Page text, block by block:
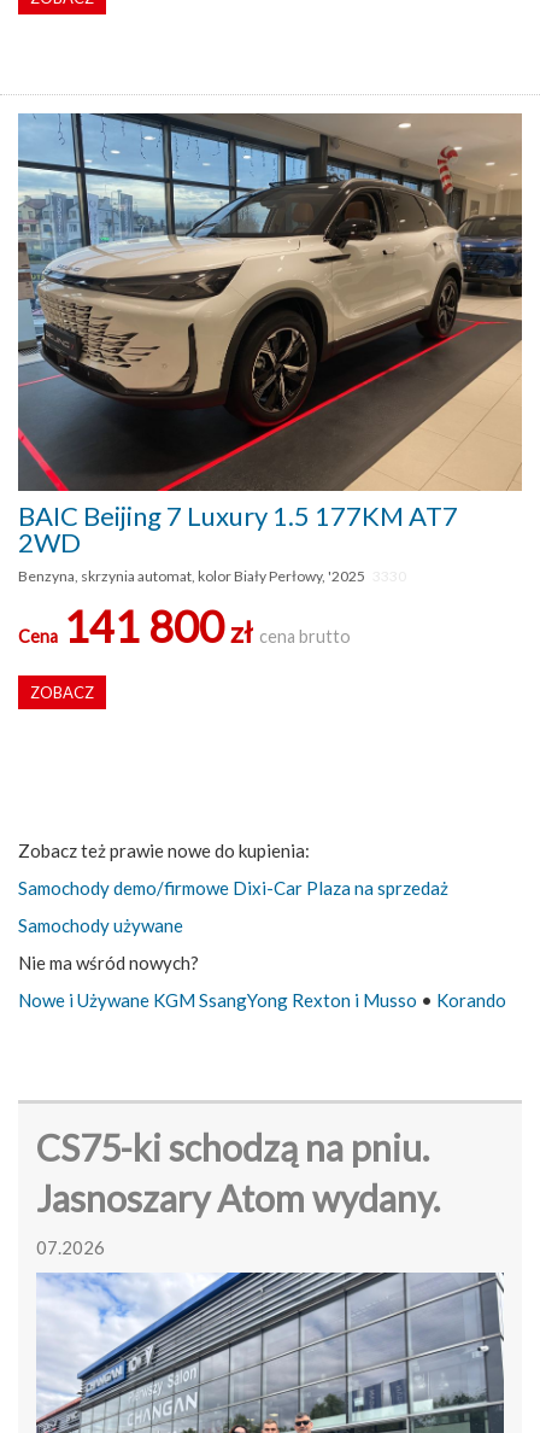
BAIC Beijing 7 Luxury 1.5 177KM AT7
2WD
Benzyna, skrzynia automat, kolor Biały Perłowy, '2025
Cena 141 800zł cena brutto
ZOBACZ
Zobacz też prawie nowe do kupienia:
Samochody demo/firmowe Dixi-Car Plaza na sprzedaż
Samochody używane
Nie ma wśród nowych?
Nowe i Używane KGM SsangYong Rexton i Musso • Korando
CS75-ki schodzą na pniu.
Jasnoszary Atom wydany.
07.2026